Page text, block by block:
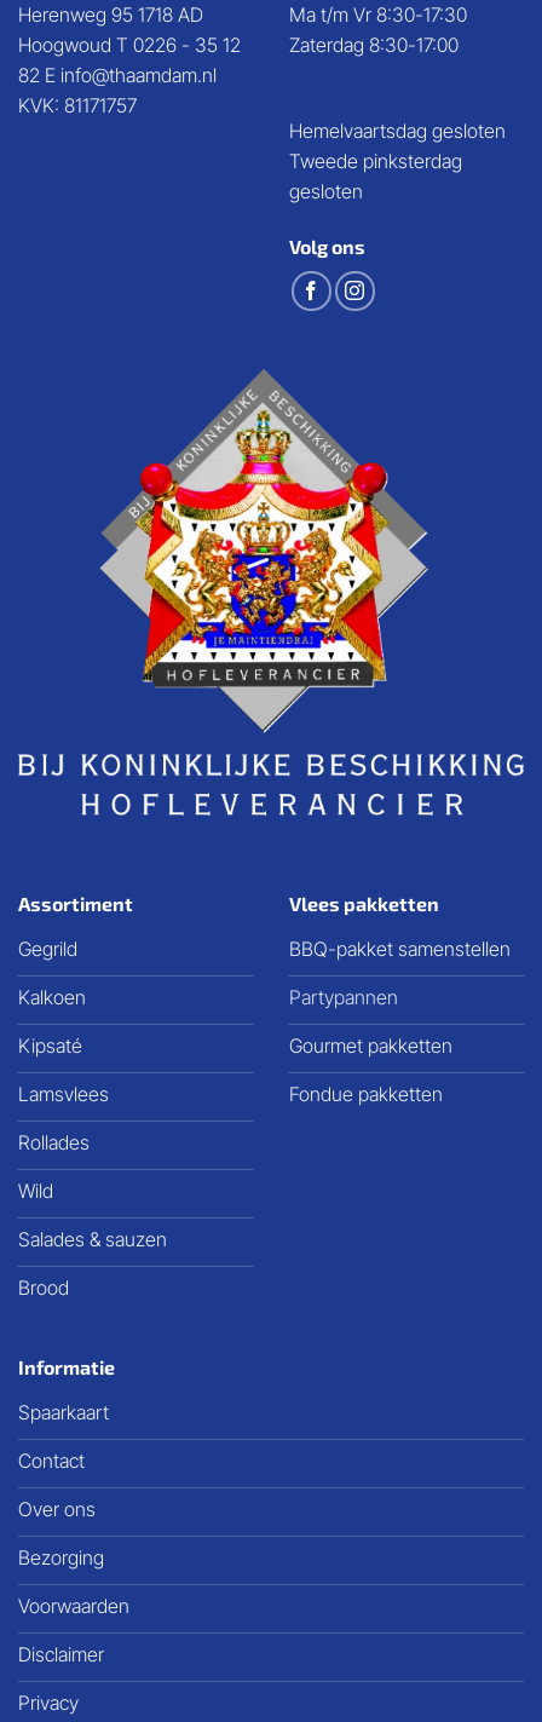
Herenweg 95 1718 AD
Hoogwoud T 0226 - 35 12
82 E info@thaamdam.nl
KVK: 81171757
Ma t/m Vr 8:30-17:30
Zaterdag 8:30-17:00
Hemelvaartsdag gesloten
Tweede pinksterdag
gesloten
Volg ons
Assortiment
Gegrild
Kalkoen
Kipsaté
Lamsvlees
Rollades
Wild
Salades & sauzen
Brood
Vlees pakketten
BBQ-pakket samenstellen
Partypannen
Gourmet pakketten
Fondue pakketten
Informatie
Spaarkaart
Contact
Over ons
Bezorging
Voorwaarden
Disclaimer
Privacy